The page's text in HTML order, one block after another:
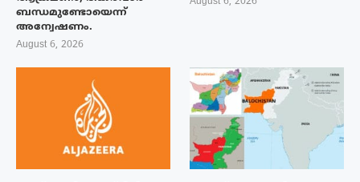
ബന്ധമുണ്ടോയെന്ന്
അന്വേഷണം.
August 6, 2026